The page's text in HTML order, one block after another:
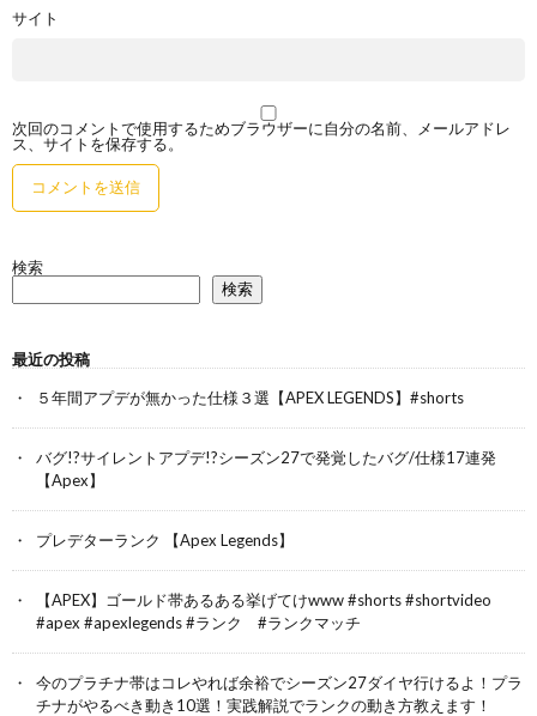
サイト
次回のコメントで使用するためブラウザーに自分の名前、メールアドレ
ス、サイトを保存する。
検索
検索
最近の投稿
５年間アプデが無かった仕様３選【APEX LEGENDS】#shorts
バグ!?サイレントアプデ!?シーズン27で発覚したバグ/仕様17連発
【Apex】
プレデターランク 【Apex Legends】
【APEX】ゴールド帯あるある挙げてけwww #shorts #shortvideo
#apex #apexlegends #ランク #ランクマッチ
今のプラチナ帯はコレやれば余裕でシーズン27ダイヤ行けるよ！プラ
チナがやるべき動き10選！実践解説でランクの動き方教えます！